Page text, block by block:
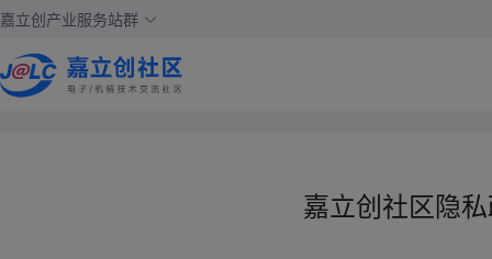
嘉立创产业服务站群
嘉立创社区隐